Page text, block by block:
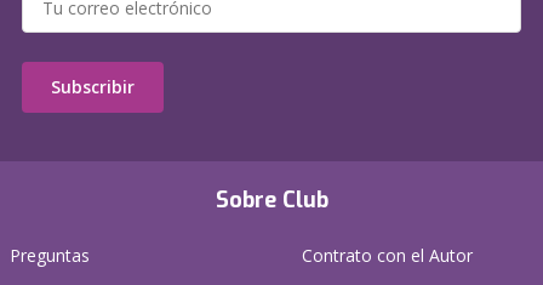
Sobre Club
Preguntas
Contrato con el Autor
Subscribir